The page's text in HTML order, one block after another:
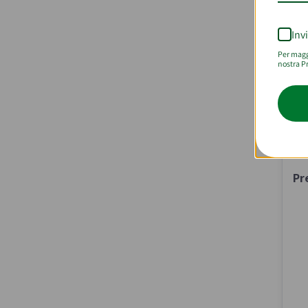
Per
nostra